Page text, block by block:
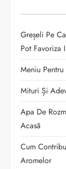
r
t
i
c
o
l
e
Greșeli Pe
Pot Favoriza
Meniu
Mituri Și
Apa De
Acasă
Cum
Aromelor